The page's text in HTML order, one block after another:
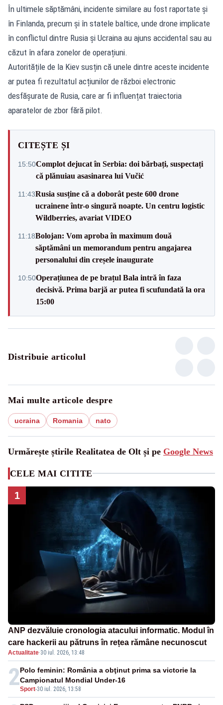
În ultimele săptămâni, incidente similare au fost raportate și
în Finlanda, precum și în statele baltice, unde drone implicate
în conflictul dintre Rusia și Ucraina au ajuns accidental sau au
căzut în afara zonelor de operațiuni.
Autoritățile de la Kiev susțin că unele dintre aceste incidente
ar putea fi rezultatul acțiunilor de război electronic
desfășurate de Rusia, care ar fi influențat traiectoria
aparatelor de zbor fără pilot.
CITEȘTE ȘI
15:50Complot dejucat în Serbia: doi bărbați, suspectați
că plănuiau asasinarea lui Vučić
11:43Rusia susține că a doborât peste 600 drone
ucrainene într-o singură noapte. Un centru logistic
Wildberries, avariat VIDEO
11:18Bolojan: Vom aproba în maximum două
săptămâni un memorandum pentru angajarea
personalului din creșele inaugurate
10:50Operațiunea de pe brațul Bala intră în faza
decisivă. Prima barjă ar putea fi scufundată la ora
15:00
Distribuie articolul
Mai multe articole despre
ucraina Romania nato
Urmărește știrile Realitatea de Olt și pe Google News
CELE MAI CITITE
1
ANP dezvăluie cronologia atacului informatic. Modul în
care hackerii au pătruns în rețea rămâne necunoscut
Actualitate·30 iul. 2026, 13:48
2Sport-30 iul. 2026, 13:58
Polo feminin: România a obţinut prima sa victorie la
Campionatul Mondial Under-16